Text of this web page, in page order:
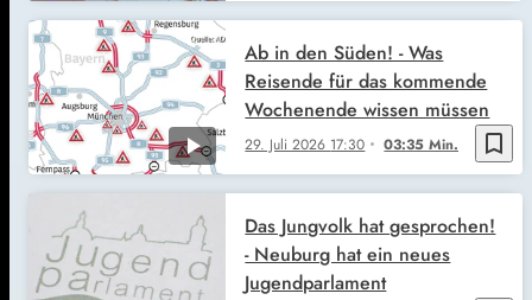
bookmark_border
29. Juli 2026 17:30 03:35 Min.
Ab in den Süden! - Was
Reisende für das kommende
Wochenende wissen müssen
Das Jungvolk hat gesprochen!
- Neuburg hat ein neues
Jugendparlament